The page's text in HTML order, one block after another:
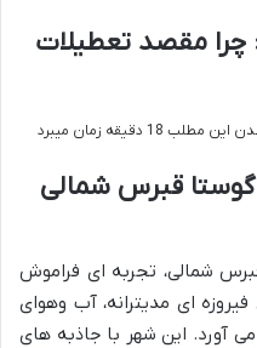
چرا مقصد تعطیلات
مطلب 18 دقیقه زمان میبرد
قبرس شمالی
شمالی، تجربه ای فراموش
ای مدیترانه، آب وهوای
آورد. این شهر با جاذبه های